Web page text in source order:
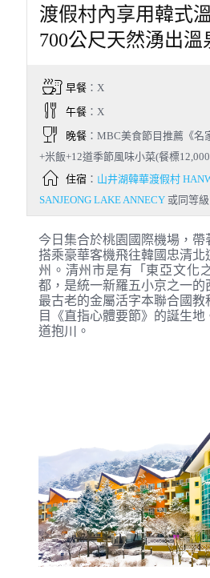
渡假村內享用韓式
700公尺天然湧出溫
早餐：X
午餐：X
晚餐：MBC美食節目推薦《名
+米飯+12道季節風味小菜(餐標
住宿： 山井湖韓華渡假村
SANJEONG LAKE ANNECY或同等級
今日集合於桃園國際機場，帶
搭乘豪華客機飛往韓國忠清
州。清州市是有「東亞文化
都，是統一新羅五小京之一的
最古老的金屬活字本聯合國教
目《直指心體要節》的誕生
道抱川。